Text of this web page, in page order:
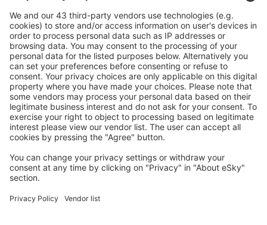
cancellazione gratuita.
Risparmia di più
Prezzi attraenti e offerte speciali per gli utenti registrati.
L’alloggio che ti piace
Scegli tra oltre 1,3 milioni di strutture: hotel, lodge,
appartamenti e altri.
Gli hotel più ricercati dagli utenti eSky
Hotel negli Stati Uniti d'America - Città popolari